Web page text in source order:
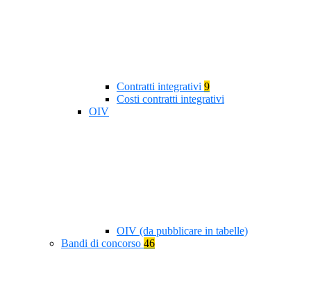
Contratti integrativi 9
Costi contratti integrativi
OIV
OIV (da pubblicare in tabelle)
Bandi di concorso 46